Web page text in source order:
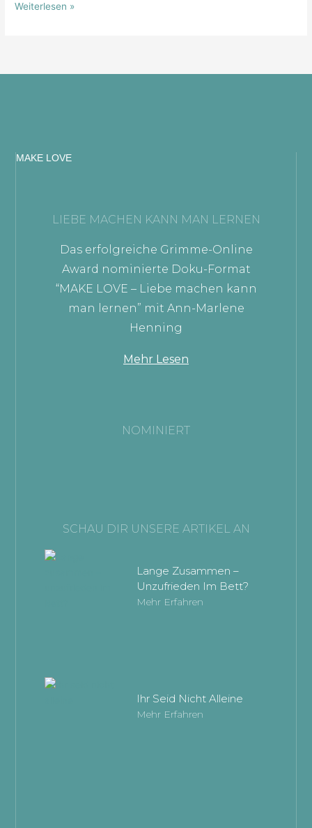
Weiterlesen »
MAKE LOVE
LIEBE MACHEN KANN MAN LERNEN
Das erfolgreiche Grimme-Online
Award nominierte Doku-Format
“MAKE LOVE – Liebe machen kann
man lernen” mit Ann-Marlene
Henning
Mehr Lesen
NOMINIERT
SCHAU DIR UNSERE ARTIKEL AN
Lange Zusammen –
Unzufrieden Im Bett?
Mehr Erfahren
Ihr Seid Nicht Alleine
Mehr Erfahren